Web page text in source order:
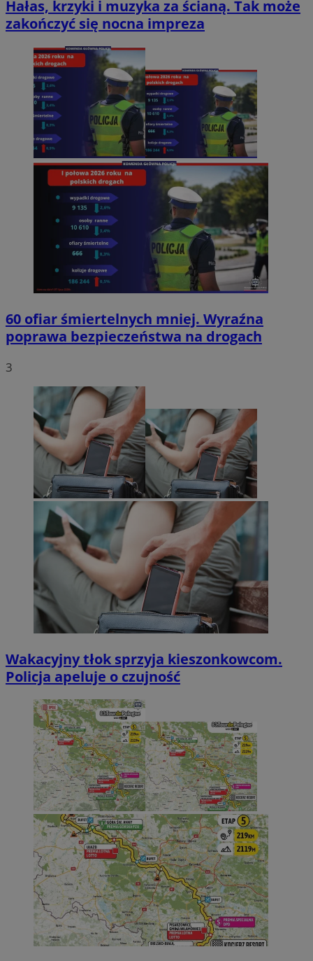
Hałas, krzyki i muzyka za ścianą. Tak może
zakończyć się nocna impreza
60 ofiar śmiertelnych mniej. Wyraźna
poprawa bezpieczeństwa na drogach
3
Wakacyjny tłok sprzyja kieszonkowcom.
Policja apeluje o czujność